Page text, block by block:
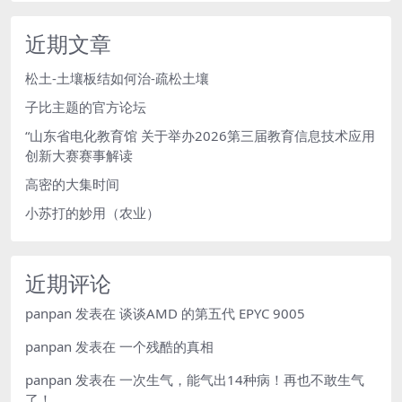
近期文章
松土-土壤板结如何治-疏松土壤
子比主题的官方论坛
“山东省电化教育馆 关于举办2026第三届教育信息技术应用
创新大赛赛事解读
高密的大集时间
小苏打的妙用（农业）
近期评论
panpan 发表在 谈谈AMD 的第五代 EPYC 9005
panpan 发表在 一个残酷的真相
panpan 发表在 一次生气，能气出14种病！再也不敢生气